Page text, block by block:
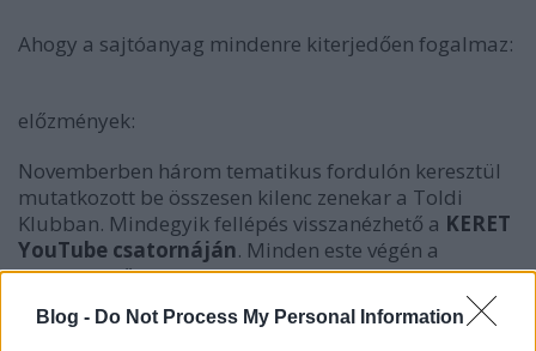
Blog - Do Not Process My Personal Information
Ahogy a sajtóanyag mindenre kiterjedően fogalmaz:
előzmények:
Novemberben három tematikus fordulón keresztül
mutatkozott be összesen kilenc zenekar a Toldi
Klubban. Mindegyik fellépés visszanézhető a KERET
YouTube csatornáján. Minden este végén a
szakmai zsűri kiválasztott egy zenekart, akiket
továbbküldött a Kikeltető fináléjába, egy további
bandáról pedig a közönség döntött aKikeltető